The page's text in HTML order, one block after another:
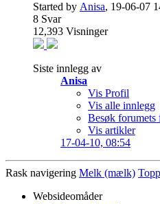
Started by Anisa, 19-06-07
8 Svar
12,393 Visninger
Siste innlegg av
Anisa
Vis Profil
Vis alle innlegg
Besøk forumets
Vis artikler
17-04-10, 08:54
Rask navigering Melk (mælk) Topp
Websideomåder